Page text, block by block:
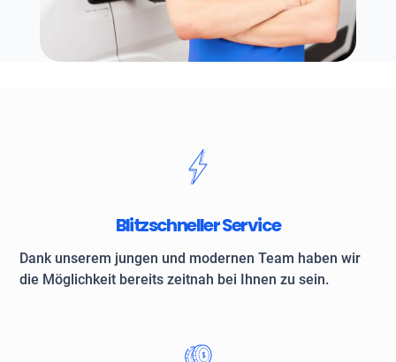
Blitzschneller Service
Dank unserem jungen und modernen Team haben wir
die Möglichkeit bereits zeitnah bei Ihnen zu sein.